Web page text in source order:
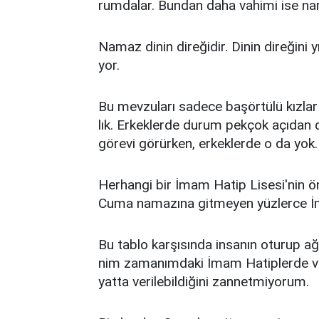
rum­da­lar. Bun­dan da­ha va­hi­mi ise
Na­maz di­nin di­re­ği­dir. Di­nin di­re­ği­ni
yor.
Bu mev­zu­la­rı sa­de­ce ba­şör­tü­lü
lık. Er­kek­ler­de du­rum pek­çok
gö­re­vi gö­rür­ken, er­kek­ler­de o da yok.
Her­han­gi bir İmam Ha­tip Li­se­si'nin
Cu­ma na­ma­zı­na git­me­yen
Bu tab­lo kar­şı­sın­da in­sa­nın otu­rup
nim za­ma­nım­da­ki İmam Ha­tip­ler­de
yat­ta ve­ri­le­bil­di­ği­ni zan­net­mi­yo­rum.